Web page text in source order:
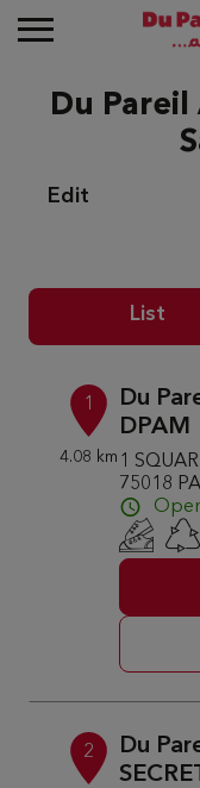
Du
Edit
List
1
4.08 km
Du
DPAM
1
75018
2
Du